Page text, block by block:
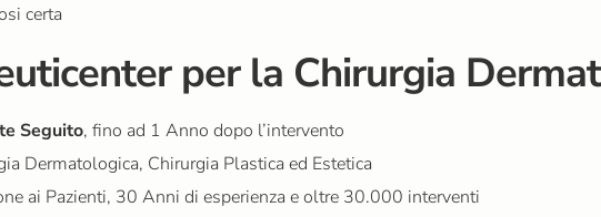
certa
per la Chirurgia
Seguito, fino ad 1 Anno dopo l’intervento
Dermatologica, Chirurgia Plastica ed Estetica
ai Pazienti, 30 Anni di esperienza e oltre 30.000 interventi